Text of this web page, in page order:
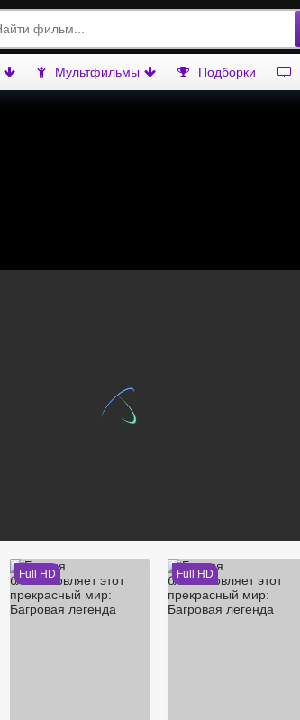
Мультфильмы Подборки
Full HD Full HD